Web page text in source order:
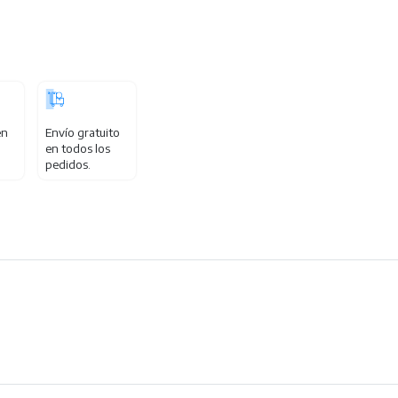
Envío gratuito
en todos los
pedidos.